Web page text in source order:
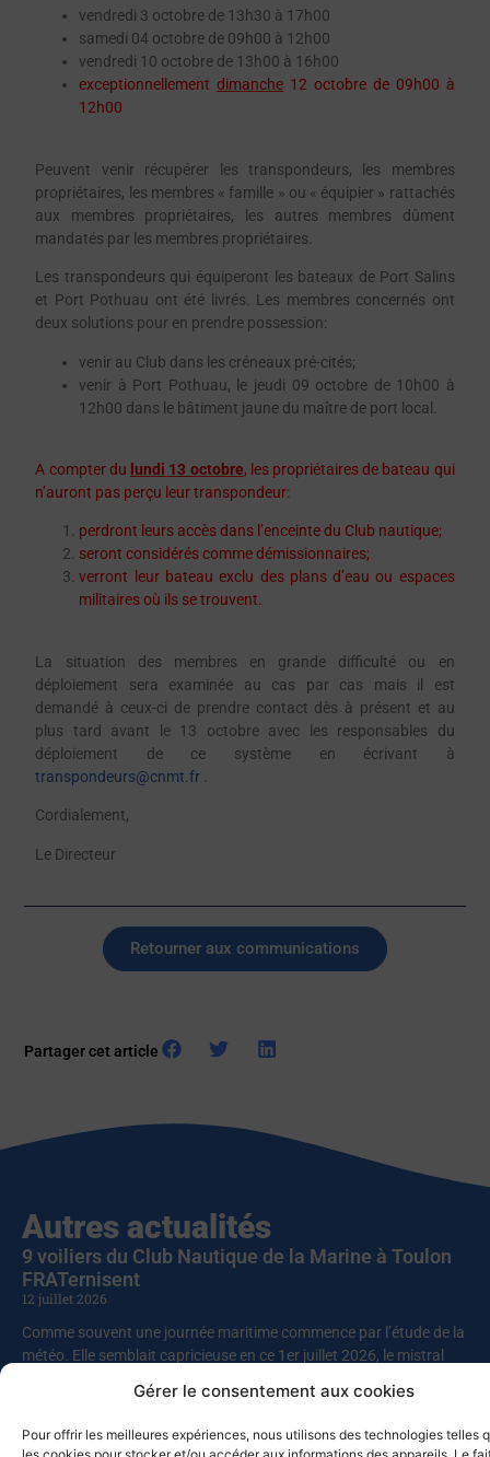
Gérer le consentement aux cookies
Pour offrir les meilleures expériences, nous utilisons des technologies telles
vendredi 3 octobre de 13h30 à 17h00
samedi 04 octobre de 09h00 à 12h00
vendredi 10 octobre de 13h00 à 16h00
exceptionnellement dimanche 12 octobre de 09h00 à
12h00
Peuvent venir récupérer les transpondeurs, les membres
propriétaires, les membres « famille » ou « équipier » rattachés
aux membres propriétaires, les autres membres dûment
mandatés par les membres propriétaires.
Les transpondeurs qui équiperont les bateaux de Port Salins
et Port Pothuau ont été livrés. Les membres concernés ont
deux solutions pour en prendre possession:
venir au Club dans les créneaux pré-cités;
venir à Port Pothuau, le jeudi 09 octobre de 10h00 à
12h00 dans le bâtiment jaune du maître de port local.
A compter du lundi 13 octobre, les propriétaires de bateau qui
n’auront pas perçu leur transpondeur:
perdront leurs accès dans l’enceinte du Club nautique;
seront considérés comme démissionnaires;
verront leur bateau exclu des plans d’eau ou espaces
militaires où ils se trouvent.
La situation des membres en grande difficulté ou en
déploiement sera examinée au cas par cas mais il est
demandé à ceux-ci de prendre contact dès à présent et au
plus tard avant le 13 octobre avec les responsables du
déploiement de ce système en écrivant à
transpondeurs@cnmt.fr
Cordialement,
Le Directeur
Retourner aux communications
Partager cet article
Autres actualités
9 voiliers du Club Nautique de la Marine à Toulon
FRATernisent
12 juillet 2026
Comme souvent une journée maritime commence par l’étude de la
météo. Elle semblait capricieuse en ce 1er juillet 2026, le mistral
nautique et l’association pour la réinsertion FRAT (« Faire route
rapidement, pour profiter de conditions maniables avant le